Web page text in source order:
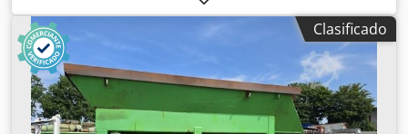
E Djpfx Afwsf Longitud del tambor de cribado: 5,50 m
Diámetro del tambor de cribado: 2,00 m Abertura del
tambor de cribado: según acuerdo.
Clasificado